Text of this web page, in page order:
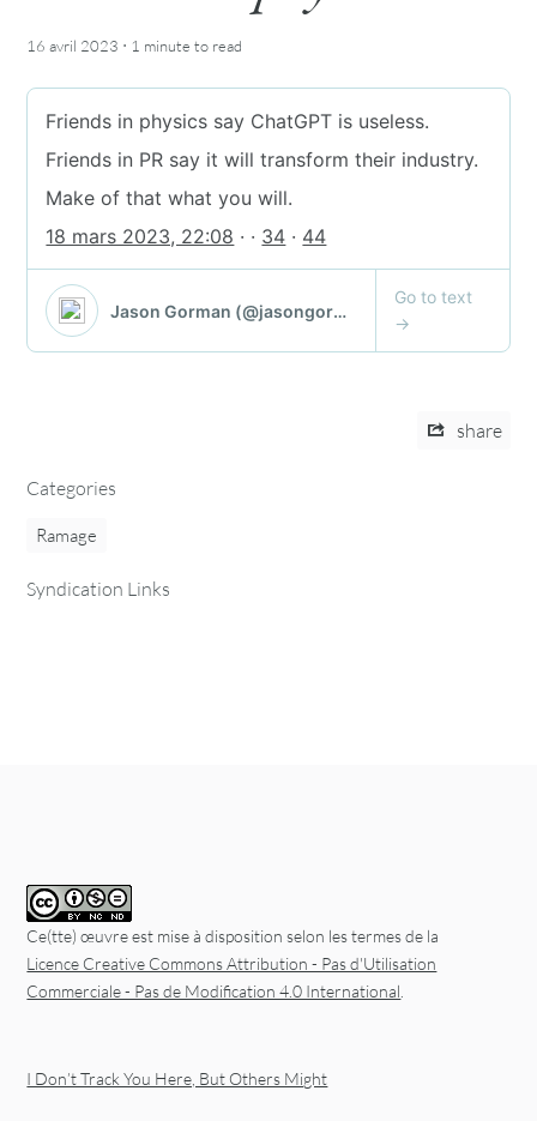
16 avril 2023 · 1 minute to read
share
Categories
Ramage
Syndication Links
Ce(tte) œuvre est mise à disposition selon les termes de la
Licence Creative Commons Attribution - Pas d'Utilisation
Commerciale - Pas de Modification 4.0 International
I Don’t Track You Here, But Others Might